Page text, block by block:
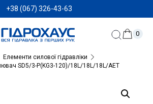
+38 (067) 326-43-63
0
Елементи силової гідравліки
SD5/3-P(KG3-120)/18L/18L/18L/AET